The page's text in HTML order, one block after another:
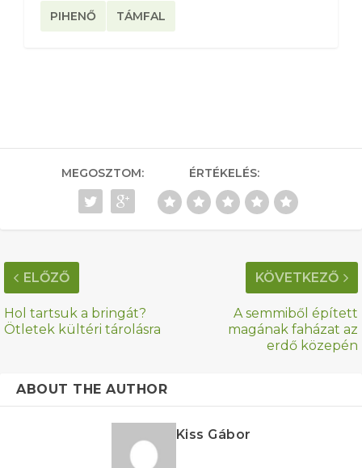
PIHENŐ TÁMFAL
MEGOSZTOM: ÉRTÉKELÉS:
ELŐZŐ
Hol tartsuk a bringát?
Ötletek kültéri tárolásra
KÖVETKEZŐ
A semmiből épített
magának faházat az
erdő közepén
ABOUT THE AUTHOR
Kiss Gábor